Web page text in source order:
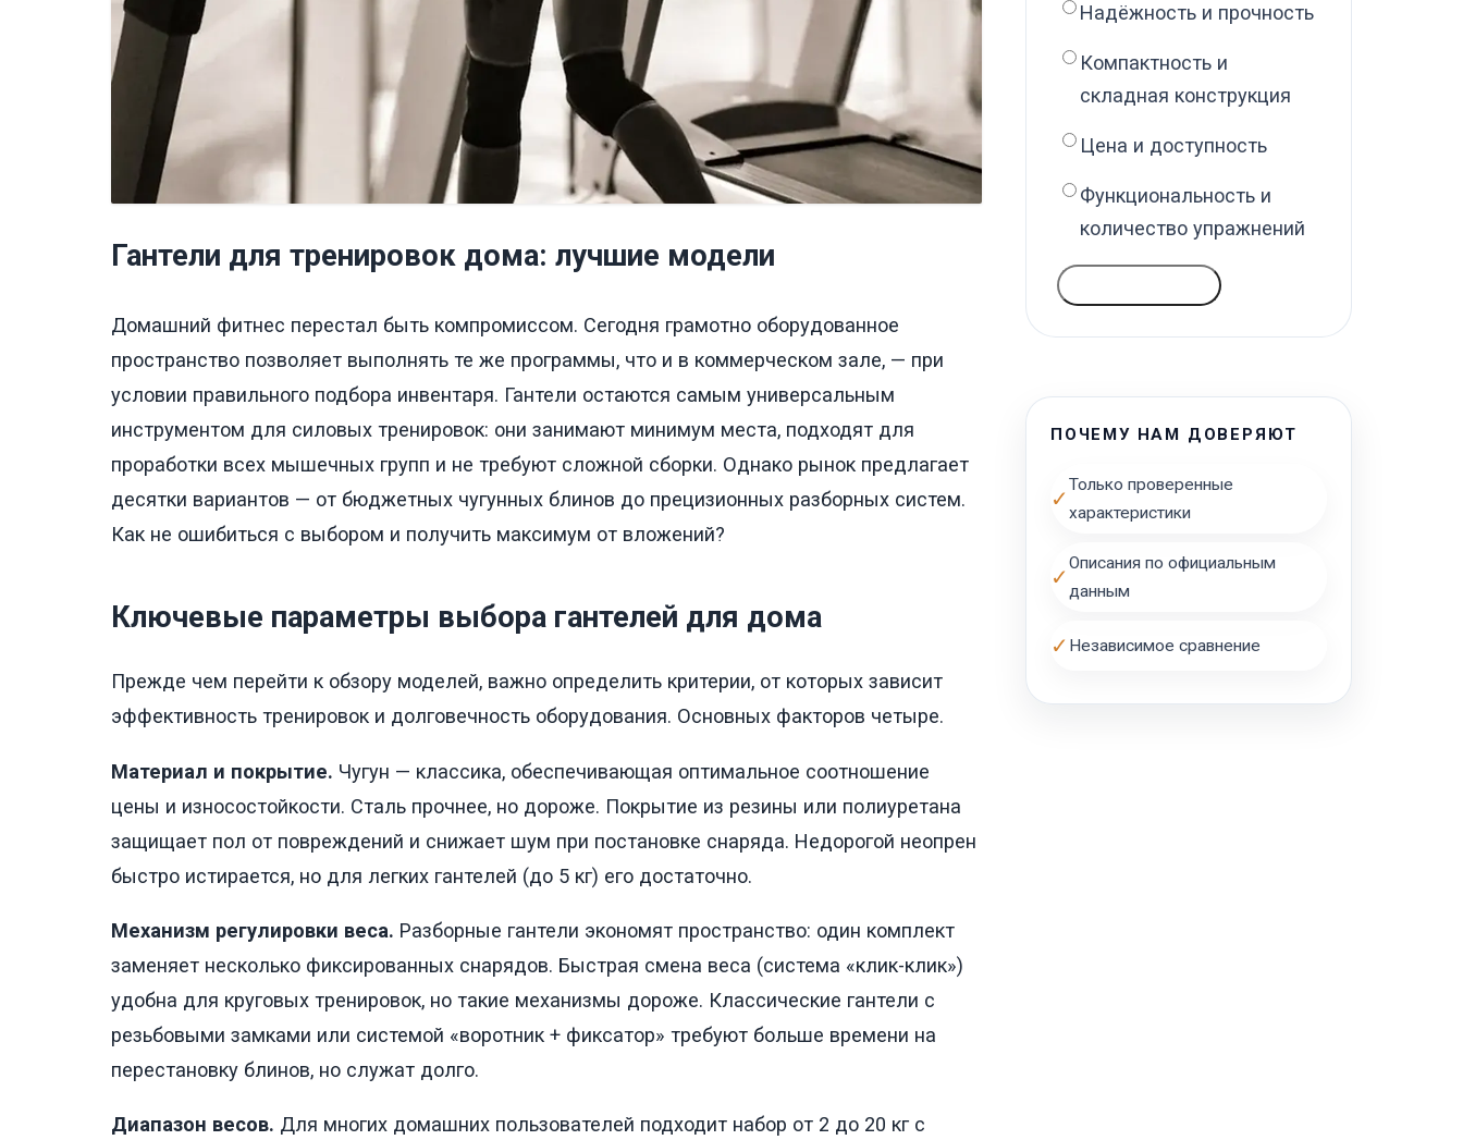
Гантели для тренировок дома: лучшие модели
Домашний фитнес перестал быть компромиссом. Сегодня грамотно оборудованное
пространство позволяет выполнять те же программы, что и в коммерческом зале, — при
условии правильного подбора инвентаря. Гантели остаются самым универсальным
инструментом для силовых тренировок: они занимают минимум места, подходят для
проработки всех мышечных групп и не требуют сложной сборки. Однако рынок предлагает
десятки вариантов — от бюджетных чугунных блинов до прецизионных разборных систем.
Как не ошибиться с выбором и получить максимум от вложений?
Ключевые параметры выбора гантелей для дома
Прежде чем перейти к обзору моделей, важно определить критерии, от которых зависит
эффективность тренировок и долговечность оборудования. Основных факторов четыре.
Материал и покрытие. Чугун — классика, обеспечивающая оптимальное соотношение
цены и износостойкости. Сталь прочнее, но дороже. Покрытие из резины или полиуретана
защищает пол от повреждений и снижает шум при постановке снаряда. Недорогой неопрен
быстро истирается, но для легких гантелей (до 5 кг) его достаточно.
Механизм регулировки веса. Разборные гантели экономят пространство: один комплект
заменяет несколько фиксированных снарядов. Быстрая смена веса (система «клик-клик»)
удобна для круговых тренировок, но такие механизмы дороже. Классические гантели с
резьбовыми замками или системой «воротник + фиксатор» требуют больше времени на
перестановку блинов, но служат долго.
Диапазон весов. Для многих домашних пользователей подходит набор от 2 до 20 кг с
Надёжность и прочность
Компактность и
складная конструкция
Цена и доступность
Функциональность и
количество упражнений
ПОЧЕМУ НАМ ДОВЕРЯЮТ
✓
Только проверенные
характеристики
✓
Описания по официальным
данным
✓ Независимое сравнение